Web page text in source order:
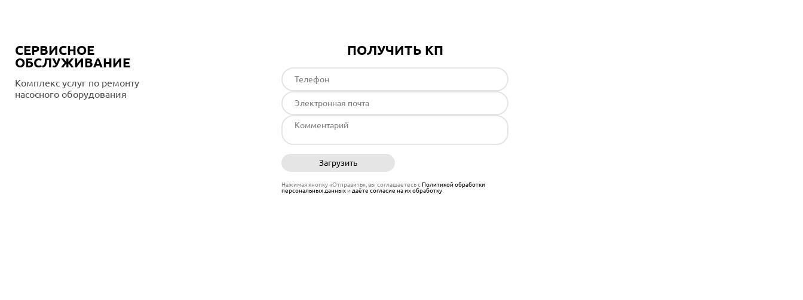
СЕРВИСНОЕ
ОБСЛУЖИВАНИЕ
Комплекс услуг по ремонту
насосного оборудования
ПОЛУЧИТЬ КП
Загрузить
Нажимая кнопку «Отправить», вы соглашаетесь сПолитикой обработки
персональных данныхи даёте согласие на их обработку